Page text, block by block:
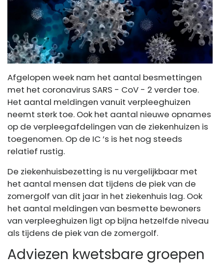
Afgelopen week nam het aantal besmettingen
met het coronavirus SARS - CoV - 2 verder toe.
Het aantal meldingen vanuit verpleeghuizen
neemt sterk toe. Ook het aantal nieuwe opnames
op de verpleegafdelingen van de ziekenhuizen is
toegenomen. Op de IC ’s is het nog steeds
relatief rustig.
De ziekenhuisbezetting is nu vergelijkbaar met
het aantal mensen dat tijdens de piek van de
zomergolf van dit jaar in het ziekenhuis lag. Ook
het aantal meldingen van besmette bewoners
van verpleeghuizen ligt op bijna hetzelfde niveau
als tijdens de piek van de zomergolf.
Adviezen kwetsbare groepen